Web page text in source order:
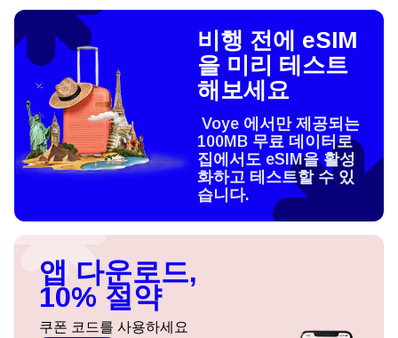
비행 전에 eSIM
을 미리 테스트
해보세요
Voye 에서만 제공되는
100MB 무료 데이터로
집에서도 eSIM을 활성
화하고 테스트할 수 있
습니다.
앱 다운로드,
10% 절약
쿠폰 코드를 사용하세요